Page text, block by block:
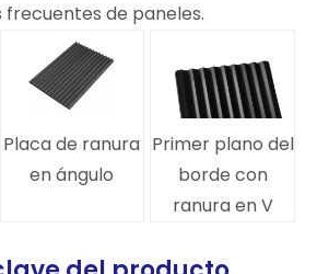
frecuentes de paneles.
Placa de ranura
en ángulo
Primer plano del
borde con
ranura en V